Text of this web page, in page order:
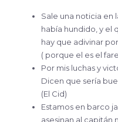
Sale una noticia en
había hundido, y el
hay que adivinar
( porque el es el
Por mis luchas y
Dicen que sería
(El Cid)
Estamos en barco
asesinan al capitán